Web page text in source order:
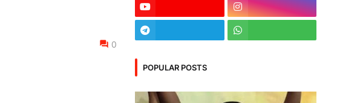
0
POPULAR POSTS